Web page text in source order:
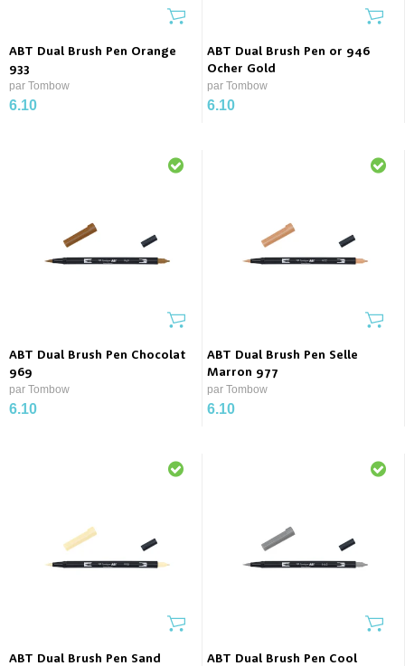
ABT Dual Brush Pen Orange
933
par Tombow
6.10
ABT Dual Brush Pen or 946
Ocher Gold
par Tombow
6.10
ABT Dual Brush Pen Chocolat
969
par Tombow
6.10
ABT Dual Brush Pen Selle
Marron 977
par Tombow
6.10
ABT Dual Brush Pen Sand
ABT Dual Brush Pen Cool